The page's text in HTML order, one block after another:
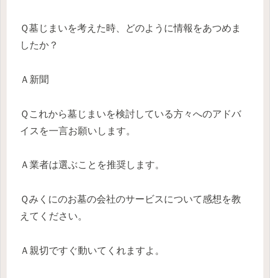
Ｑ墓じまいを考えた時、どのように情報をあつめま
したか？
Ａ新聞
Ｑこれから墓じまいを検討している方々へのアドバ
イスを一言お願いします。
Ａ業者は選ぶことを推奨します。
Ｑみくにのお墓の会社のサービスについて感想を教
えてください。
Ａ親切ですぐ動いてくれますよ。